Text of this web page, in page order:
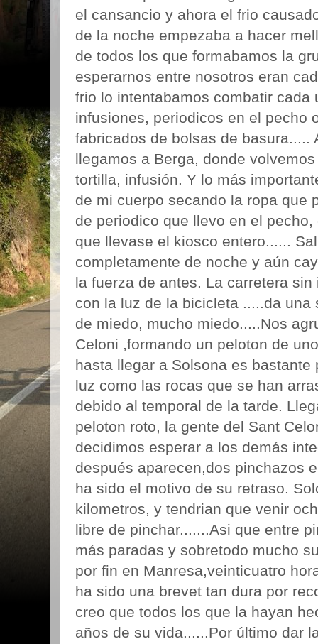
el cansancio y ahora el frio
de la noche empezaba a hacer
de todos los que formabamos la
esperarnos entre nosotros eran
frio lo intentabamos combatir cada
infusiones, periodicos en el pecho
fabricados de bolsas de basura.....
llegamos a Berga, donde
tortilla, infusión. Y lo más
de mi cuerpo secando la ropa que
de periodico que llevo en el
que llevase el kiosco entero......
completamente de noche y aún
la fuerza de antes. La carretera
con la luz de la bicicleta .....da
de miedo, mucho miedo.....Nos
Celoni ,formando un peloton de
hasta llegar a Solsona es
luz como las rocas que se han
debido al temporal de la tarde.
peloton roto, la gente del Sant
decidimos esperar a los demás
después aparecen,dos pinchazos
ha sido el motivo de su retraso.
kilometros, y tendrian que venir
libre de pinchar.......Asi que entre
más paradas y sobretodo mucho
por fin en Manresa,veinticuatro
ha sido una brevet tan dura por
creo que todos los que la hayan
años de su vida......Por último dar